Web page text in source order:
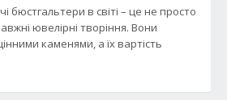
бюстгальтери в світі – це не просто
ювелірні творіння. Вони
каменями, а їх вартість